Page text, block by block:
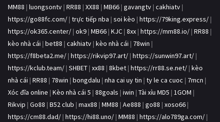
MM88 | luongsontv | RR88 | XX88 | MB66 | gavangtv | cakhiatv |
https://go88fc.com/ | trực tiếp nba | soi kèo | https://79king.express/ |
https://ok365.center/ | ok9 | MB66 | KJC | 8xx | https://mm88.io/ | RR88 |
kèo nhà cái | bet88 | cakhiatv | kèo nhà cái | 78win |
https://f8beta2.me/ | https://rikvip97.art/ | https://sunwin97.art/ |
https://kclub.team/ | SHBET | xx88 | 8kbet | https://rr88.se.net/ | kèo
nhà cái | RR88 | 78win | bongdalu | nha cai uy tin | ty le ca cuoc | 7mcn |
Xóc đĩa online | Kèo nhà cái 5 | 88goals | iwin | Tài xỉu MD5 | 1GOM |
Rikvip | Go88 | B52 club | max88 | MM88 | Ae888 | go88 | xoso66 |
https://cm88.dad/ | https://hi88.uno/ | MM88 | https://alo789ga.com/ |